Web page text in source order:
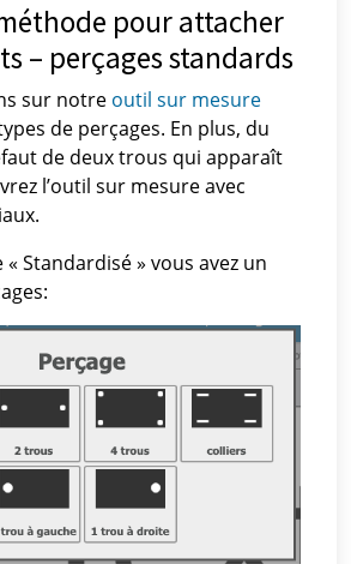
pour attacher
– perçages standards
sur notre outil sur mesure
de perçages. En plus, du
de deux trous qui apparaît
l’outil sur mesure avec
Standardisé » vous avez un